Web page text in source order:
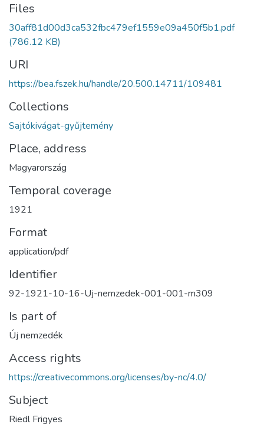
Files
30aff81d00d3ca532fbc479ef1559e09a450f5b1.pdf
(786.12 KB)
URI
https://bea.fszek.hu/handle/20.500.14711/109481
Collections
Sajtókivágat-gyűjtemény
Place, address
Magyarország
Temporal coverage
1921
Format
application/pdf
Identifier
92-1921-10-16-Uj-nemzedek-001-001-m309
Is part of
Új nemzedék
Access rights
https://creativecommons.org/licenses/by-nc/4.0/
Subject
Riedl Frigyes